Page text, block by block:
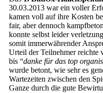
30.03.2013 war ein voller
kamen voll auf ihre Kosten
fair, aber dennoch
konnte selbst leider
somit immerwährender
Urteil der Teilnehmer reichte
bis “danke für das top
wurde betont, wie sehr es
Wartezeiten zwischen den
Ganze durch die gute